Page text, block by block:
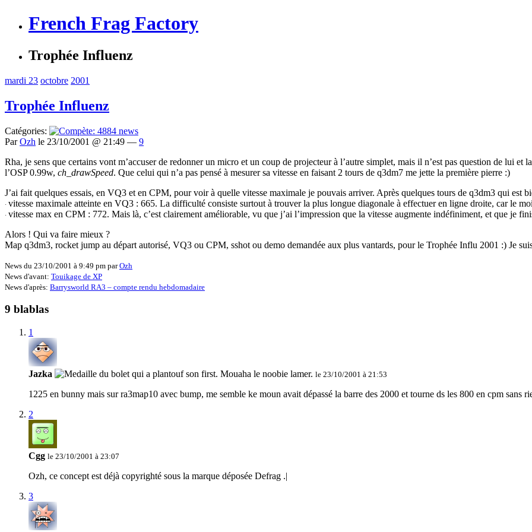
French Frag Factory
Trophée Influenz
mardi 23 octobre 2001
Trophée Influenz
Catégories:
ParOzh le 23/10/2001 @ 21:49 — 9
Rha, je sens que certains vont m’accuser de redonner un micro et un coup de projecteur à l’autre simplet, mais il n’est pas question de lui
l’OSP 0.99w, ch_drawSpeed. Que celui qui n’a pas pensé à mesurer sa vitesse en faisant 2 tours de q3dm7 me jette la première pierre :)
J’ai fait quelques essais, en VQ3 et en CPM, pour voir à quelle vitesse maximale je pouvais arriver. Après quelques tours de q3dm3 qui est
· vitesse maximale atteinte en VQ3 : 665. La difficulté consiste surtout à trouver la plus longue diagonale à effectuer en ligne droite, car le
· vitesse max en CPM : 772. Mais là, c’est clairement améliorable, vu que j’ai l’impression que la vitesse augmente indéfiniment, et que je
Alors ! Qui va faire mieux ?
Map q3dm3, rocket jump au départ autorisé, VQ3 ou CPM, sshot ou demo demandée aux plus vantards, pour le Trophée Influ 2001 :) Je
News du 23/10/2001 à 9:49 pm parOzh
News d'avant: Touikage de XP
News d'après: Barrysworld RA3 – compte rendu hebdomadaire
9 blablas
1
Jazka le 23/10/2001 à 21:53
1225 en bunny mais sur ra3map10 avec bump, me semble ke moun avait dépassé la barre des 2000 et tourne ds les 800 en cpm sans
2
Cgg le 23/10/2001 à 23:07
Ozh, ce concept est déjà copyrighté sous la marque déposée Defrag .|
3